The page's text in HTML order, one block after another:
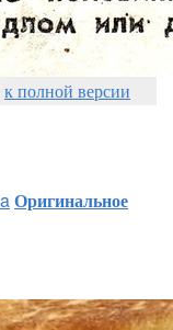
к полной версии
Оригинальное